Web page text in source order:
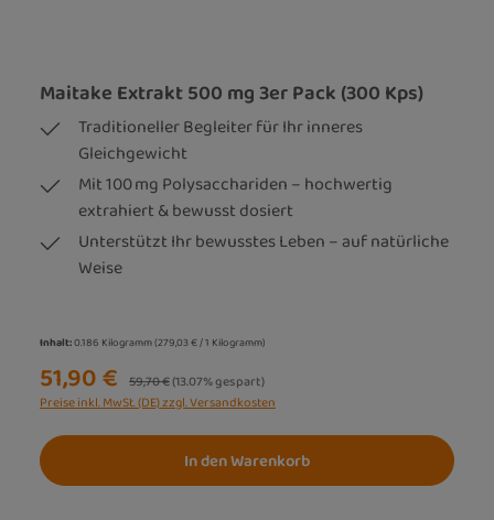
Maitake Extrakt 500 mg 3er Pack (300 Kps)
Traditioneller Begleiter für Ihr inneres
Gleichgewicht
Mit 100 mg Polysacchariden – hochwertig
extrahiert & bewusst dosiert
Unterstützt Ihr bewusstes Leben – auf natürliche
Weise
Inhalt:0.186 Kilogramm(279,03 € / 1 Kilogramm)
51,90 € Regulärer Preis:
59,70 €(13.07% gespart)
Preise inkl. MwSt. (DE) zzgl. Versandkosten
In den Warenkorb